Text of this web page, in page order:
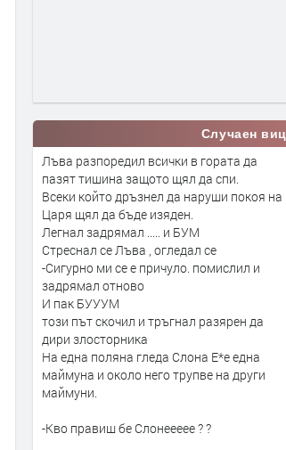
Случаен виц
Лъва разпоредил всички в гората да
пазят тишина защото щял да спи.
Всеки който дръзнел да наруши покоя на
Царя щял да бъде изяден.
Легнал задрямал ..... и БУМ
Стреснал се Лъва , огледал се
-Сигурно ми се е причуло. помислил и
задрямал отново
И пак БУУУМ
този път скочил и тръгнал разярен да
дири злосторника
На една поляна гледа Слона Е*е една
маймуна и около него трупве на други
маймуни.
-Кво правиш бе Слонеееее ? ?